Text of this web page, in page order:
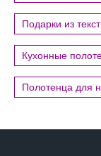
Подарки из
Кухонные
Полотенца для